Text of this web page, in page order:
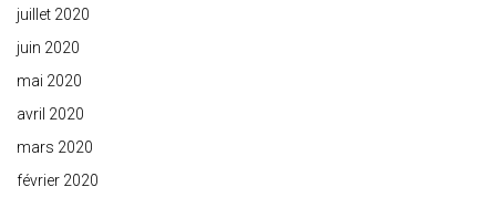
juillet 2020
juin 2020
mai 2020
avril 2020
mars 2020
février 2020